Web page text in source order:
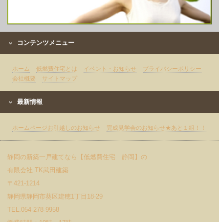
コンテンツメニュー
ホーム 低燃費住宅とは イベント・お知らせ
プライバシーポリシー
会社概要
サイトマップ
最新情報
ホームページお引越しのお知らせ 完成見学会のお知らせ★あと１組！！
静岡の新築一戸建てなら【低燃費住宅 静岡】の
有限会社 TK武田建築
〒421-1214
静岡県静岡市葵区建穂1丁目18-29
TEL.054-278-9958